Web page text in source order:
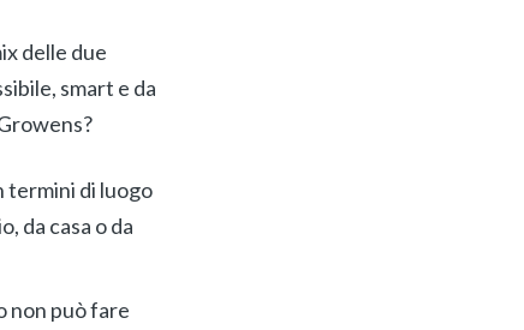
delle due
smart e da
termini di luogo
da casa o da
non può fare